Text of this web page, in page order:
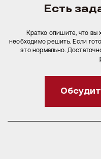
Есть
Кратко опишите, что вы
необходимо решить. Если
это нормально.